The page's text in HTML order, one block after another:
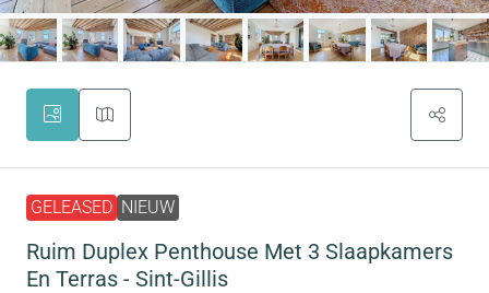
GELEASED NIEUW
Ruim Duplex Penthouse Met 3 Slaapkamers
En Terras - Sint-Gillis